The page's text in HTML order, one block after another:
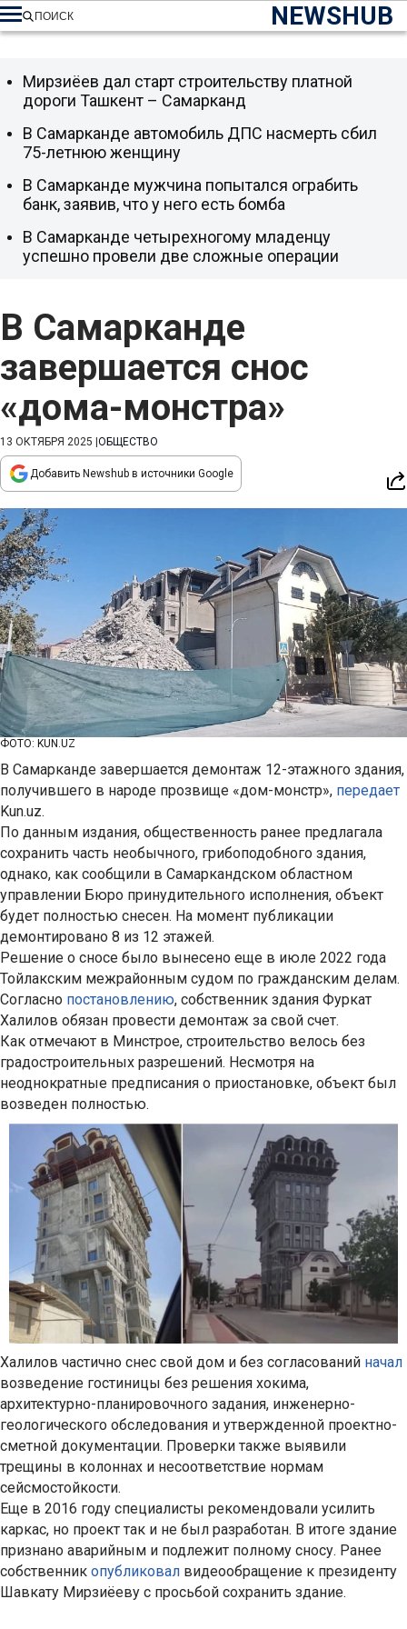
NEWSHUB
ПОИСК
В Самарканде
завершается снос
«дома-монстра»
13 ОКТЯБРЯ 2025 ОБЩЕСТВО
Добавить Newshub в источники Google
ФОТО: KUN.UZ
В Самарканде завершается демонтаж 12-этажного здания,
получившего в народе прозвище «дом-монстр», передает
Kun.uz.
По данным издания, общественность ранее предлагала
сохранить часть необычного, грибоподобного здания,
однако, как сообщили в Самаркандском областном
управлении Бюро принудительного исполнения, объект
будет полностью снесен. На момент публикации
демонтировано 8 из 12 этажей.
Решение о сносе было вынесено еще в июле 2022 года
Тойлакским межрайонным судом по гражданским делам.
Согласно постановлению, собственник здания Фуркат
Халилов обязан провести демонтаж за свой счет.
Как отмечают в Минстрое, строительство велось без
градостроительных разрешений. Несмотря на
неоднократные предписания о приостановке, объект был
возведен полностью.
Халилов частично снес свой дом и без согласований начал
возведение гостиницы без решения хокима,
архитектурно-планировочного задания, инженерно-
геологического обследования и утвержденной проектно-
сметной документации. Проверки также выявили
трещины в колоннах и несоответствие нормам
сейсмостойкости.
Еще в 2016 году специалисты рекомендовали усилить
каркас, но проект так и не был разработан. В итоге здание
признано аварийным и подлежит полному сносу. Ранее
собственник опубликовал видеообращение к президенту
Шавкату Мирзиёеву с просьбой сохранить здание.
Мирзиёев дал старт строительству платной
дороги Ташкент – Самарканд
В Самарканде автомобиль ДПС насмерть сбил
75-летнюю женщину
В Самарканде мужчина попытался ограбить
банк, заявив, что у него есть бомба
В Самарканде четырехногому младенцу
успешно провели две сложные операции